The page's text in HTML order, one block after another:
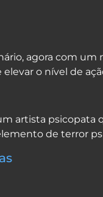
agora com
o nível de
artista psicopata
de terror